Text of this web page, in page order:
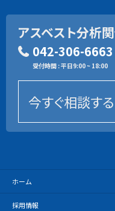
アスベスト分析
042-306-6663
受付時間 : 平日9:00 ~ 18:00
今すぐ相談する
ホーム
採用情報